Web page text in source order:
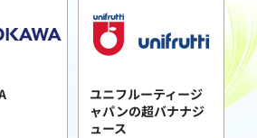
ユニフルーティージ
ャパンの超バナナジ
ュース